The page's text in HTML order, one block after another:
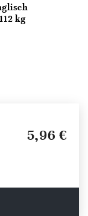
kg
5,96 €